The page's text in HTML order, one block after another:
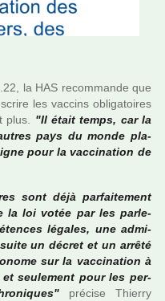
la HAS recom­mande que
les vac­cins obli­ga­toi­res
plus. "Il était temps, car la
pays du monde pla­
pour la vac­ci­na­tion de
sont déjà par­­fai­­te­­ment
la loi votée par les par­le­
léga­les, une admi­
un décret et un arrêté
sur la vac­­ci­­na­­tion à
seu­le­ment pour les per­­
pré­cise Thierry